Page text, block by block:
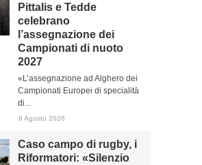
Pittalis e Tedde
celebrano
l’assegnazione dei
Campionati di nuoto
2027
«L’assegnazione ad Alghero dei
Campionati Europei di specialità
di...
8 Agosto 2026
Caso campo di rugby, i
Riformatori: «Silenzio